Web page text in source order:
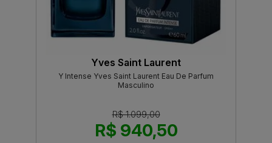
Yves Saint Laurent
Y Intense Yves Saint Laurent Eau De Parfum
Masculino
R$ 1.099,00
R$ 940,50